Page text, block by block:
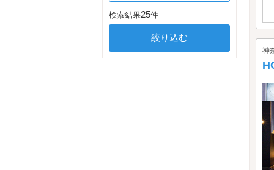
神
検索結果25件